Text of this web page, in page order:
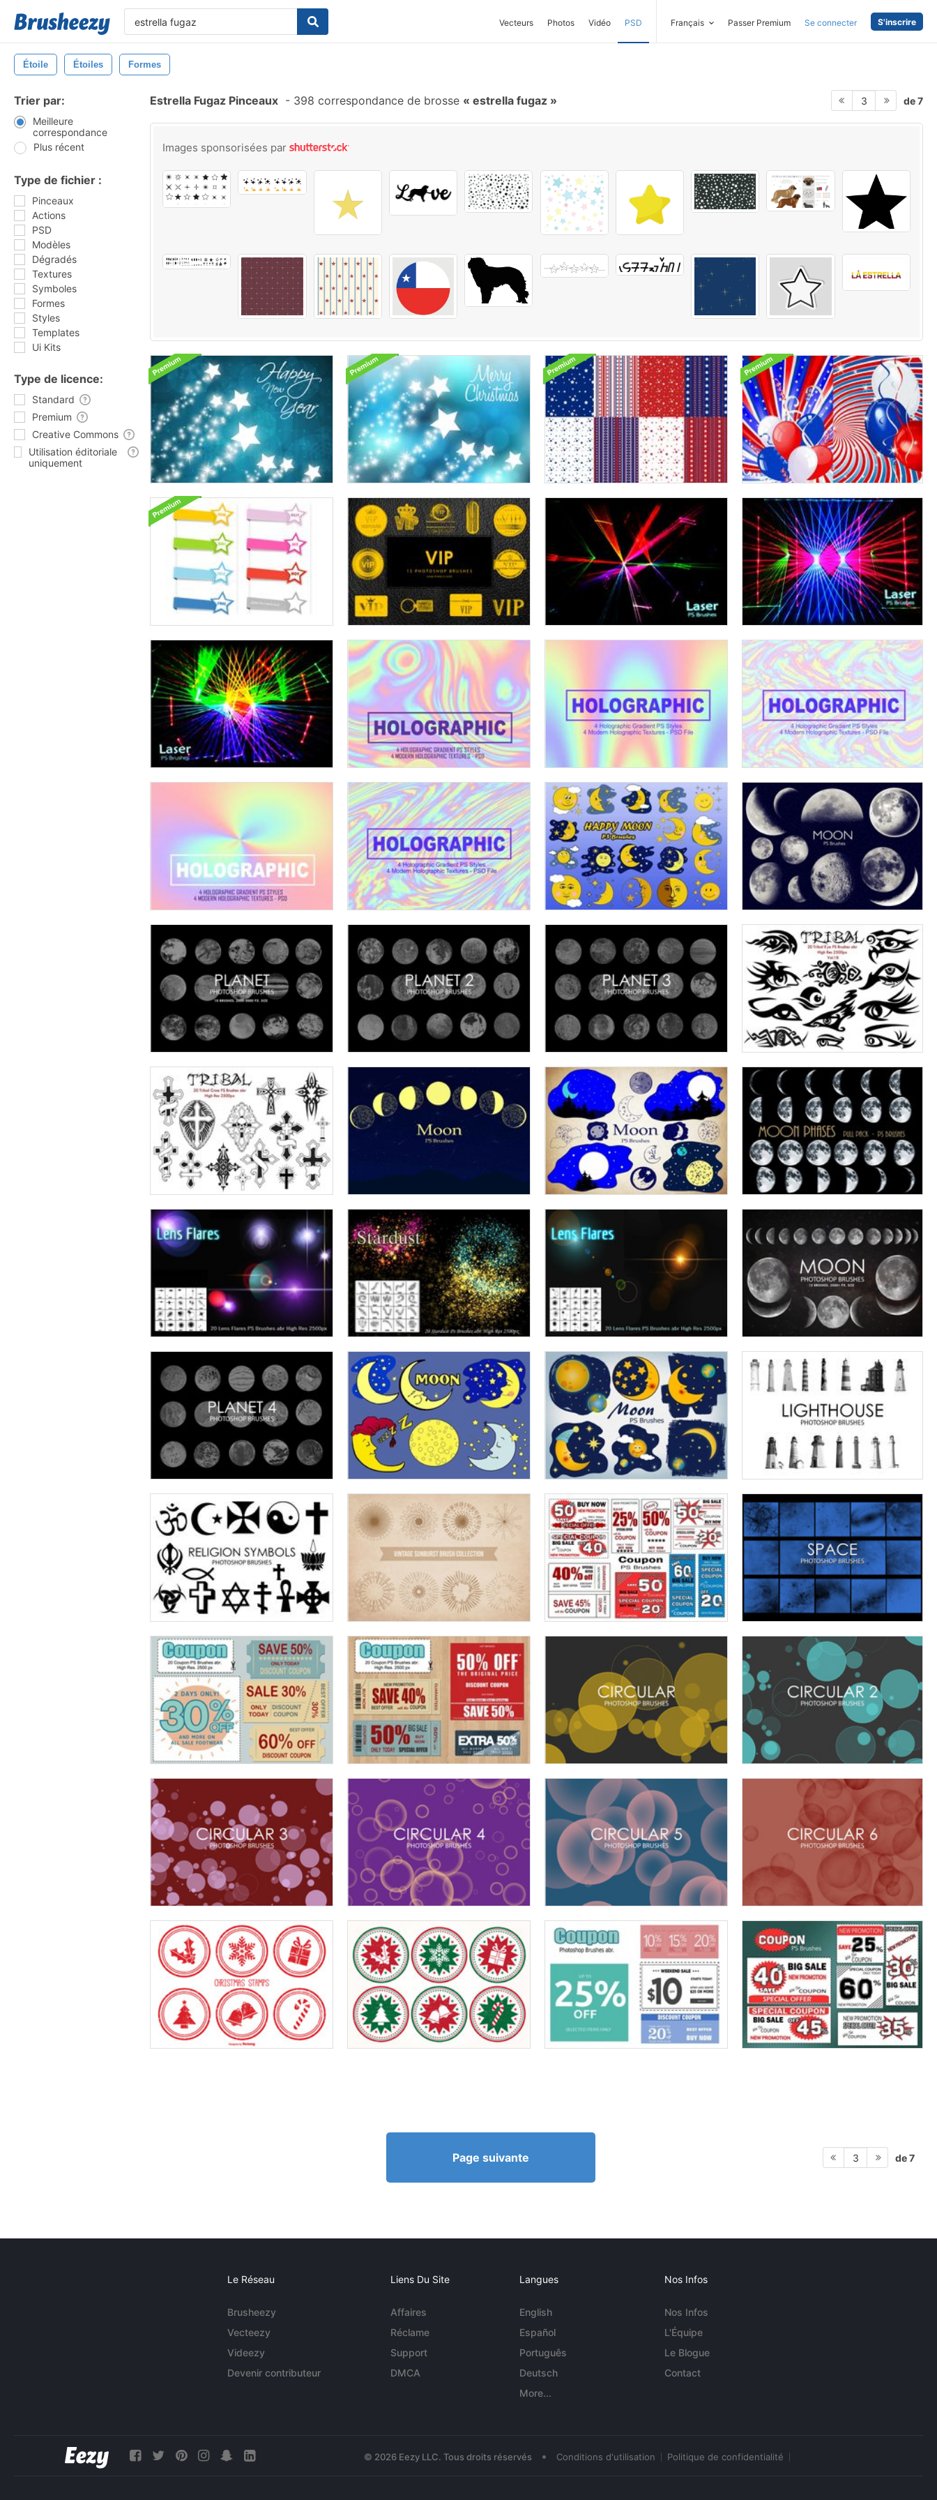
Vecteurs Photos Vidéo PSD Français Passer Premium Se connecter S'inscrire
Étoile Étoiles Formes
Trier par:
Meilleure
correspondance
Plus récent
Type de fichier :
Pinceaux
Actions
PSD
Modèles
Dégradés
Textures
Symboles
Formes
Styles
Templates
Ui Kits
Type de licence:
Standard
Premium
Creative Commons
Utilisation éditoriale
uniquement
Estrella Fugaz Pinceaux - 398 correspondance de brosse estrella fugaz 3 de 7
Images sponsorisées par
Page suivante 3 de 7
Le Réseau
Brusheezy
Vecteezy
Videezy
Devenir contributeur
Liens Du Site
Affaires
Réclame
Support
DMCA
Langues
English
Español
Português
Deutsch
More...
Nos Infos
Nos Infos
L'Équipe
Le Blogue
Contact
© 2026 Eezy LLC. Tous droits réservés • Conditions d'utilisation Politique de confidentialité